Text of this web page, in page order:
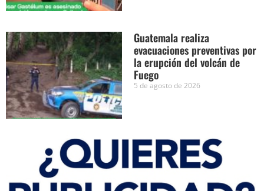
Guatemala realiza
evacuaciones preventivas por
la erupción del volcán de
Fuego
5 de agosto de 2026